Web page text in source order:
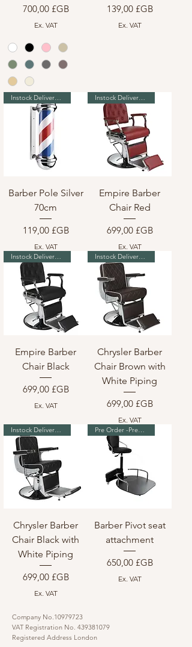
Prix
700,00 £GB
Ex. VAT
Prix
139,00 £GB
Ex. VAT
Instock Delivery in 7-10 days
Barber Pole Silver
70cm
Prix
119,00 £GB
Ex. VAT
Instock Delivery in 7-10 days
Empire Barber
Chair Red
Prix
699,00 £GB
Ex. VAT
Instock Delivery in 7-10 days
Empire Barber
Chair Black
Prix
699,00 £GB
Ex. VAT
Instock Delivery in 7-10 days
Chrysler Barber
Chair Brown with
White Piping
Prix
699,00 £GB
Ex. VAT
Chrysler Barber
Chair Black with
White Piping
Prix
699,00 £GB
Ex. VAT
Barber Pivot seat
attachment
Prix
650,00 £GB
Ex. VAT
Company No.10979723
VAT Registration No. 439381079
Registered Address London